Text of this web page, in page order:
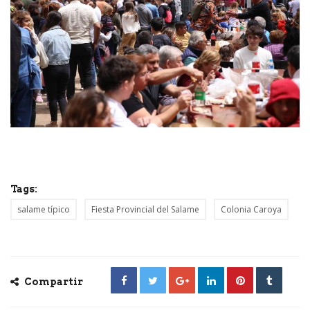
Tags:
salame típico Fiesta Provincial del Salame Colonia Caroya
Compartir